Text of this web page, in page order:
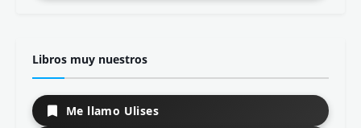
Libros muy nuestros
Me llamo Ulises